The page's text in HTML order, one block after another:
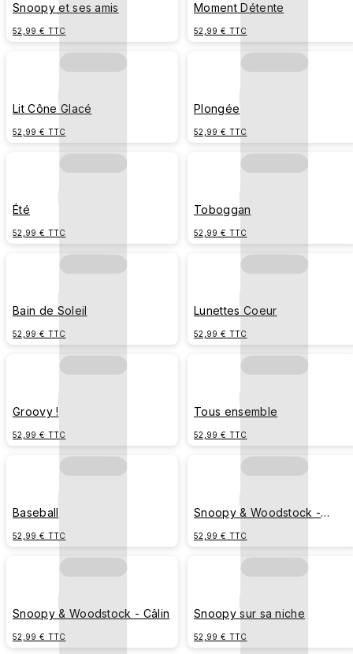
Snoopy et ses amis
52,99 € TTC
Moment Détente
52,99 € TTC
Lit Cône Glacé
52,99 € TTC
Plongée
52,99 € TTC
Été
52,99 € TTC
Toboggan
52,99 € TTC
Bain de Soleil
52,99 € TTC
Lunettes Coeur
52,99 € TTC
Groovy !
52,99 € TTC
Tous ensemble
52,99 € TTC
Baseball
52,99 € TTC
Snoopy & Woodstock -
52,99 € TTC
Snoopy & Woodstock - Câlin
52,99 € TTC
Snoopy sur sa niche
52,99 € TTC